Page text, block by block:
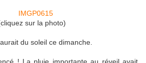
sur la photo)
du soleil ce dimanche.